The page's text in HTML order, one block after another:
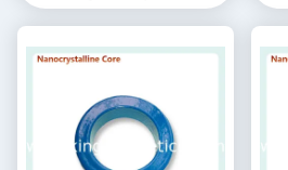
Magnetics